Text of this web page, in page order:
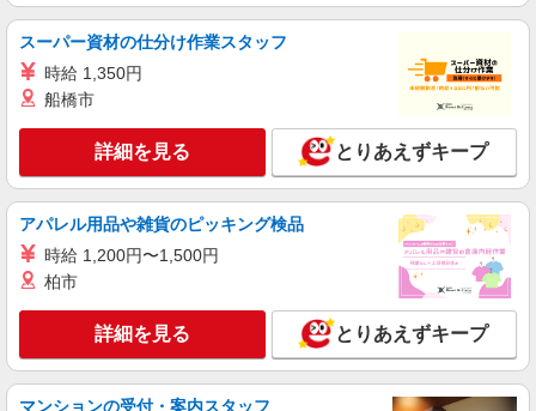
［アルバイト・パート］時給1,240円 ※平日17
埼玉県越谷市レイクタウン3丁目1番地1
キープ 詳細を見る
アルバイト パート
COCO DEAL（ココディール） イオンレイクタウン店
アパレル販売スタッフ
時給1150円〜＋交通費支給（月2万円迄）
≪イオンレイクタウン店≫ 埼玉県越谷市レイ
クタウン４丁目 kaze2F ■JR武蔵野線「越谷レイ
クタウン駅」
キープ 詳細を見る
スーパー資材の仕分け作業スタッフ
時給 1,350円
船橋市
詳細を見る とりあえずキープ
アパレル用品や雑貨のピッキング検品
時給 1,200円〜1,500円
柏市
詳細を見る とりあえずキープ
マンションの受付・案内スタッフ